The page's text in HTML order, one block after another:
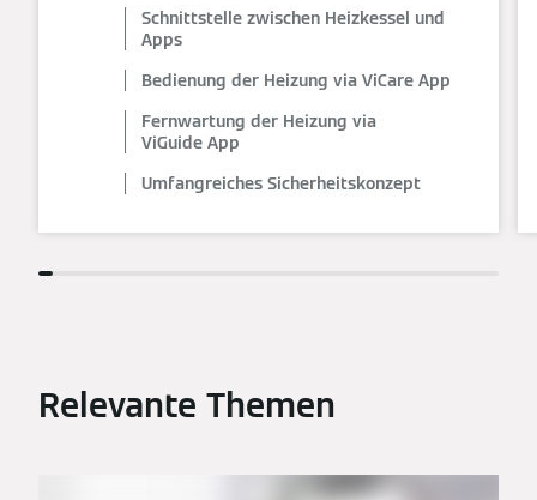
Schnittstelle zwischen Heizkessel und
Apps
Bedienung der Heizung via ViCare App
Fernwartung der Heizung via
ViGuide App
Umfangreiches Sicherheitskonzept
Relevante Themen